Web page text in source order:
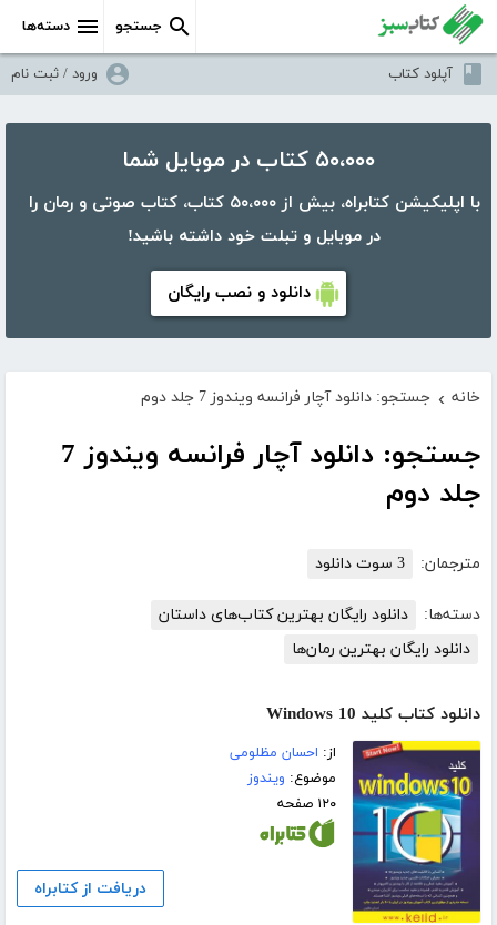
دسته‌ها جستجو
آپلود کتاب ورود / ثبت نام
۵۰،۰۰۰ کتاب در موبایل شما
با اپلیکیشن کتابراه، بیش از ۵۰،۰۰۰ کتاب، کتاب صوتی و رمان را
در موبایل و تبلت خود داشته باشید!
دانلود و نصب رایگان
خانه › جستجو: دانلود آچار فرانسه ویندوز 7 جلد دوم
جستجو: دانلود آچار فرانسه ویندوز 7
جلد دوم
مترجمان: 3 سوت دانلود
دسته‌ها:
دانلود رایگان بهترین کتاب‌های داستان
دانلود رایگان بهترین رمان‌ها
دانلود کتاب کلید Windows 10
از: احسان مظلومی
موضوع: ویندوز
۱۲۰ صفحه
دریافت از کتابراه